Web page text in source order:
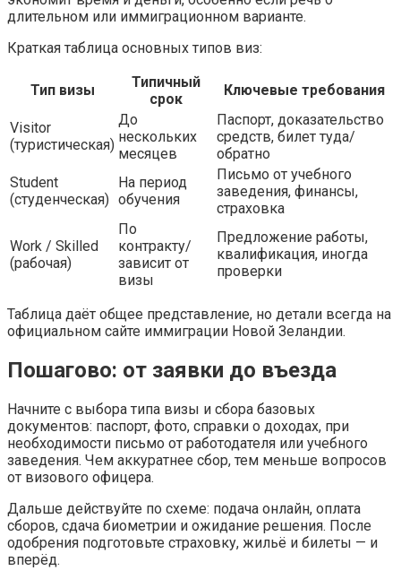
длительном или иммиграционном варианте.
Краткая таблица основных типов виз:
Тип визы
Типичный
срок
Ключевые требования
Visitor
(туристическая)
До
нескольких
месяцев
Паспорт, доказательство
средств, билет туда/
обратно
Student
(студенческая)
На период
обучения
Письмо от учебного
заведения, финансы,
страховка
Work / Skilled
(рабочая)
По
контракту/
зависит от
визы
Предложение работы,
квалификация, иногда
проверки
Таблица даёт общее представление, но детали всегда на
официальном сайте иммиграции Новой Зеландии.
Пошагово: от заявки до въезда
Начните с выбора типа визы и сбора базовых
документов: паспорт, фото, справки о доходах, при
необходимости письмо от работодателя или учебного
заведения. Чем аккуратнее сбор, тем меньше вопросов
от визового офицера.
Дальше действуйте по схеме: подача онлайн, оплата
сборов, сдача биометрии и ожидание решения. После
одобрения подготовьте страховку, жильё и билеты — и
вперёд.